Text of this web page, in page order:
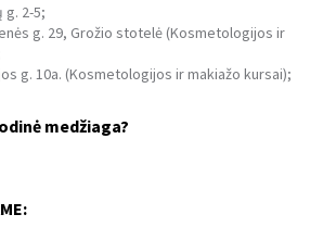
g. 2-5;
g. 29, Grožio stotelė (Kosmetologijos ir
g. 10a. (Kosmetologijos ir makiažo kursai);
medžiaga?